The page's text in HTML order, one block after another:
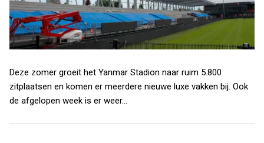
Deze zomer groeit het Yanmar Stadion naar ruim 5.800
zitplaatsen en komen er meerdere nieuwe luxe vakken bij. Ook
de afgelopen week is er weer…